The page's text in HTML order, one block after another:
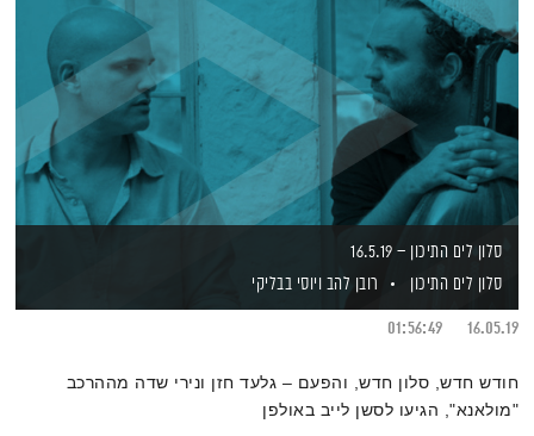
סלון לים התיכון – 16.5.19
סלון לים התיכון
רובן להב ויוסי בבליקי
16.05.19
01:56:49
חודש חדש, סלון חדש, והפעם – גלעד חזן ונירי שדה מההרכב
"מולאנא", הגיעו לסשן לייב באולפן